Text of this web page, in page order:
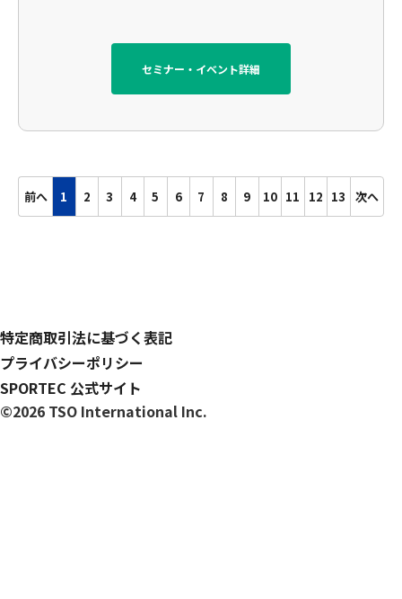
セミナー・イベント詳細
前へ 1 2 3 4 5 6 7 8 9 10 11 12 13 次へ
特定商取引法に基づく表記
プライバシーポリシー
SPORTEC 公式サイト
©2026 TSO International Inc.